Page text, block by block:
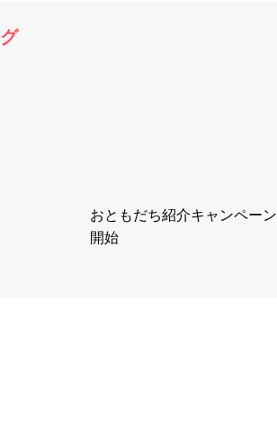
おともだち紹介キャンペーン
開始